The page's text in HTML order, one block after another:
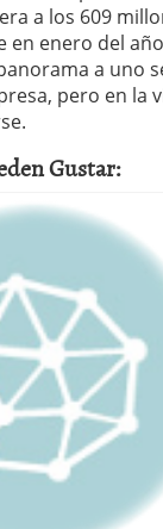
a los 609
en enero del
a uno
pero en la
Gustar: